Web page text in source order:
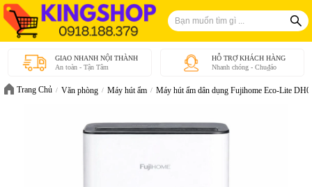
GIAO NHANH NỘI THÀNH
An toàn - Tận Tâm
HỖ TRỢ KHÁCH HÀNG
Nhanh chóng - Chu₫áo
Trang Chủ Văn phòng Máy hút ẩm Máy hút ẩm dân dụng Fujihome Eco-Lite